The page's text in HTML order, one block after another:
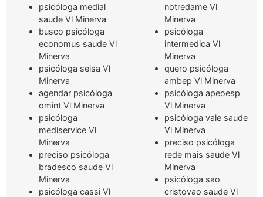
psicóloga medial
saude Vl Minerva
busco psicóloga
economus saude Vl
Minerva
psicóloga seisa Vl
Minerva
agendar psicóloga
omint Vl Minerva
psicóloga
mediservice Vl
Minerva
preciso psicóloga
bradesco saude Vl
Minerva
psicóloga cassi Vl
notredame Vl
Minerva
psicóloga
intermedica Vl
Minerva
quero psicóloga
ambep Vl Minerva
psicóloga apeoesp
Vl Minerva
psicóloga vale saude
Vl Minerva
preciso psicóloga
rede mais saude Vl
Minerva
psicóloga sao
cristovao saude Vl